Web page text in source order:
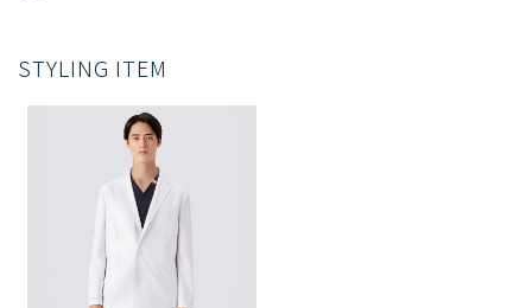
STYLING ITEM